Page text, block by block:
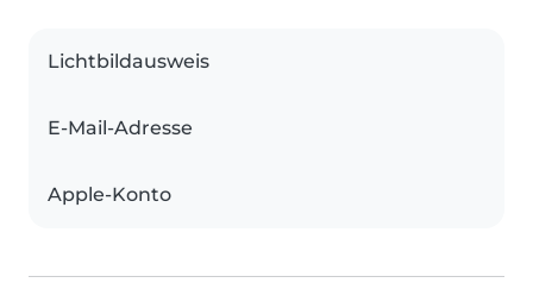
Lichtbildausweis
E-Mail-Adresse
Apple-Konto